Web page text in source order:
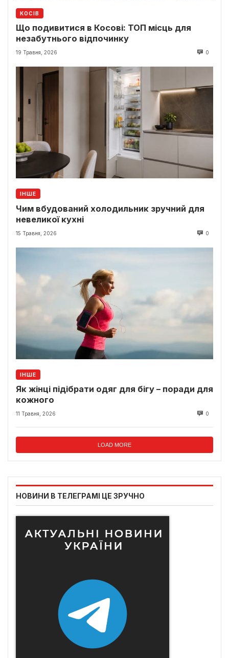
КОСІВ
Що подивитися в Косові: ТОП місць для
незабутнього відпочинку
19 Травня, 2026 0
ІНШЕ
Чим вбудований холодильник зручний для
невеликої кухні
15 Травня, 2026 0
ІНШЕ
Як жінці підібрати одяг для бігу – поради для
кожного
11 Травня, 2026 0
LOAD MORE
НОВИНИ В ТЕЛЕГРАМІ ЦЕ ЗРУЧНО